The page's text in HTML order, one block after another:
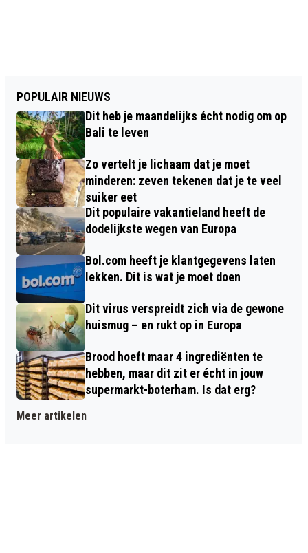
POPULAIR NIEUWS
Dit heb je maandelijks écht nodig om op
Bali te leven
Zo vertelt je lichaam dat je moet
minderen: zeven tekenen dat je te veel
suiker eet
Dit populaire vakantieland heeft de
dodelijkste wegen van Europa
Bol.com heeft je klantgegevens laten
lekken. Dit is wat je moet doen
Dit virus verspreidt zich via de gewone
huismug – en rukt op in Europa
Brood hoeft maar 4 ingrediënten te
hebben, maar dit zit er écht in jouw
supermarkt-boterham. Is dat erg?
Meer artikelen